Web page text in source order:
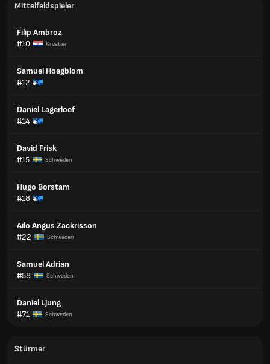
Mittelfeldspieler
Filip Ambroz
#10
Kroatien
Samuel Hoegblom
#12
Daniel Lagerloef
#14
David Frisk
#15
Schweden
Hugo Borstam
#18
Ailo Angus Zackrisson
#22
Schweden
Samuel Adrian
#58
Schweden
Daniel Ljung
#71
Schweden
Stürmer